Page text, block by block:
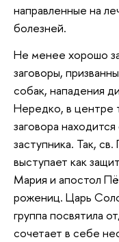
направленные на
болезней.
Не менее хорошо
заговоры,
собак, нападения
Нередко, в центре
заговора
заступника. Так, св.
выступает как
Мария и апостол
рожениц. Царь
группа посвятила
сочетает в себе